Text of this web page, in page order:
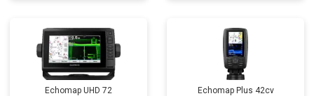
Echomap UHD 72 Echomap Plus 42cv